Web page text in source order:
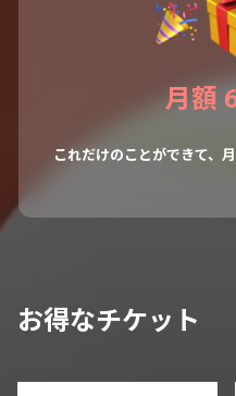
月額
これだけのことができて、
お得なチケット